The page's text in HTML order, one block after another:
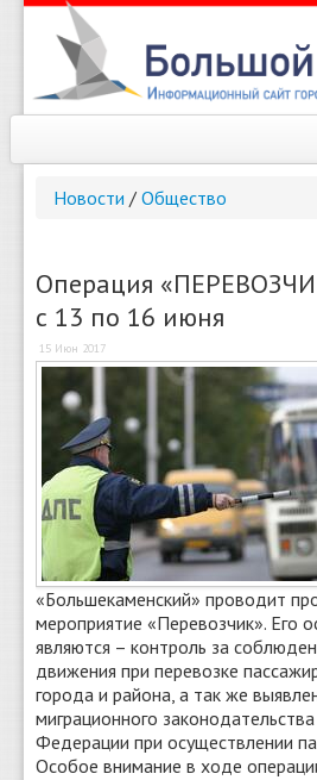
Справочник
Погода
О сайте
Новости / Общество
Операция
с 13 по 16 июня
15 Июн 2017
«Большекаменский» проводит
мероприятие «Перевозчик». Его
являются – контроль за
движения при перевозке
города и района, а так же
миграционного
Федерации при осуществлении
Особое внимание в ходе